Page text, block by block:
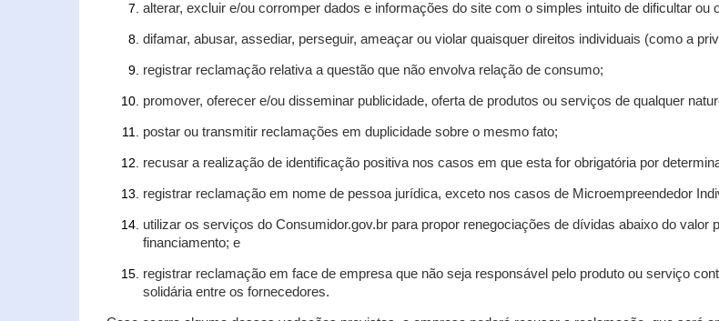
alterar, excluir e/ou corromper dados e informações do site com o simples intuito de dificultar ou
difamar, abusar, assediar, perseguir, ameaçar ou violar quaisquer direitos individuais (como a
registrar reclamação relativa a questão que não envolva relação de consumo;
promover, oferecer e/ou disseminar publicidade, oferta de produtos ou serviços de qualquer
postar ou transmitir reclamações em duplicidade sobre o mesmo fato;
recusar a realização de identificação positiva nos casos em que esta for obrigatória por
registrar reclamação em nome de pessoa jurídica, exceto nos casos de Microempreendedor
utilizar os serviços do Consumidor.gov.br para propor renegociações de dívidas abaixo do
financiamento; e
registrar reclamação em face de empresa que não seja responsável pelo produto ou serviço
solidária entre os fornecedores.